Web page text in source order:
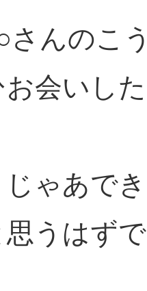
さんのこ
お会いし
じゃあで
思うはず